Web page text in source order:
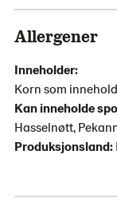
Allergener
Inneholder:
Korn som
Kan inneholde
Hasselnøtt,
Produksjonsland: